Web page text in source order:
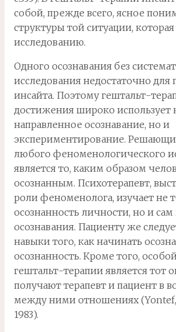
собой, прежде всего, ясное
структуры той ситуации, которая
исследованию.
Одного осознавания без
исследования недостаточно для
инсайта. Поэтому гештальт-
достижения широко использует
направленное осознавание, но и
экспериментирование.
любого феноменологического
является то, каким образом
осознанным. Психотерапевт,
роли феноменолога, изучает не
осознанность личности, но и сам
осознавания. Пациенту же
навыки того, как начинать
осознанность. Кроме того,
гештальт-терапии является тот
получают терапевт и пациент в
между ними отношениях (Yontef,
1983).